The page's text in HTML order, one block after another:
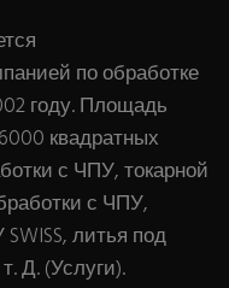
по обработке
году. Площадь
квадратных
с ЧПУ, токарной
с ЧПУ,
литья под
Д. (Услуги).